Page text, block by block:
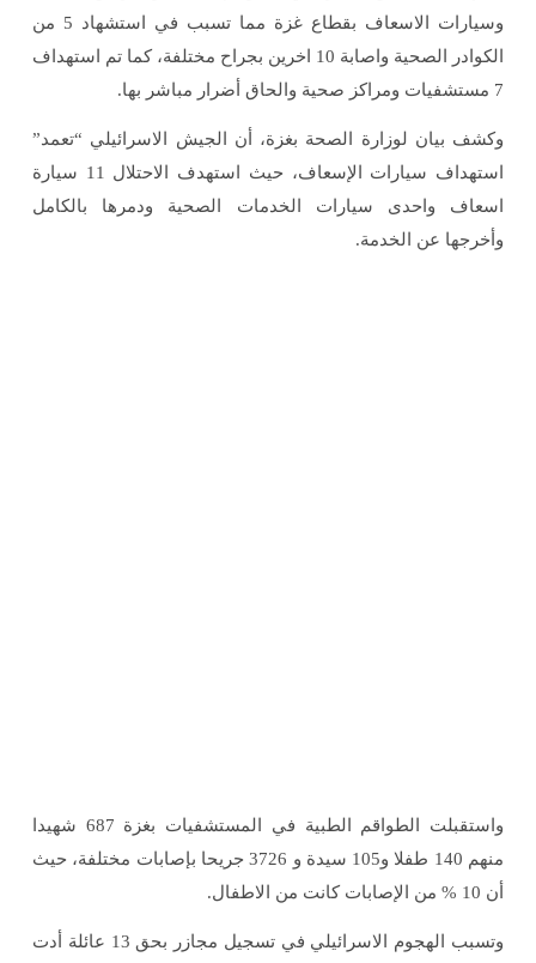
وسيارات الاسعاف بقطاع غزة مما تسبب في استشهاد 5 من
الكوادر الصحية واصابة 10 اخرين بجراح مختلفة، كما تم استهداف
7 مستشفيات ومراكز صحية والحاق أضرار مباشر بها.
وكشف بيان لوزارة الصحة بغزة، أن الجيش الاسرائيلي “تعمد”
استهداف سيارات الإسعاف، حيث استهدف الاحتلال 11 سيارة
اسعاف واحدى سيارات الخدمات الصحية ودمرها بالكامل
وأخرجها عن الخدمة.
واستقبلت الطواقم الطبية في المستشفيات بغزة 687 شهيدا
منهم 140 طفلا و105 سيدة و 3726 جريحا بإصابات مختلفة، حيث
أن 10 % من الإصابات كانت من الاطفال.
وتسبب الهجوم الاسرائيلي في تسجيل مجازر بحق 13 عائلة أدت